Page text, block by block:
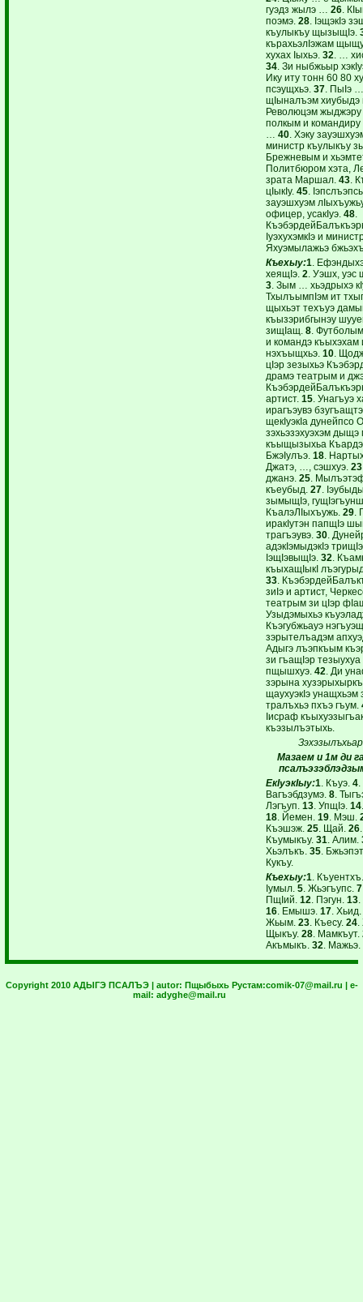
гуэдз жылэ … 26 .
поэмэ. 28 . IэщэкIэ
къулыкъу щызыщIэ.
кърахьэлIэжам
хухах Iыхьэ. 32 . …
34 . Зи ныбжьыр
Ику иту тонн 60 80
псэущхьэ. 37 . ПыIэ
щIыналъэм хиубыдэ
Революцэм жыджэру
полкым и
40 . Хэку
министр къулыкъу
Брежневым и
Политбюром хэта,
зрата Маршал. 43 .
цIыкIу. 45 .
зауэшхуэм
офицер, усакIуэ. 48
IуэхухэмкIэ и
Яхуэмылажьэ
Къехыу:1 .
хеящIэ. 2 . Уэшх,
3 . Зым … хьэдрыхэ
ТхылъымпIэм ит
щыхьэт техъуэ
къызэрибгынэу
зищIащ. 8 .
и командэ къыхэхам
нэхъыщхьэ. 10 .
цIэр зезыхьэ
драмэ театрым и
артист. 15 . Унагъуэ
ирагъэувэ
щекIуэкIа дунейпсо
зэхьэзэхуэхэм дыщэ
къыщызыхьа
БжэIулъэ. 18 .
Джатэ, …, сэшхуэ. 23
джанэ. 25 .
къеубыд. 27 .
зымыщIэ,
КъалэЛIыхъужь. 29
иракIутэн папщIэ
трагъэувэ. 30 .
адэкIэмыдэкIэ
IэщIэвыщIэ. 32 .
къыхащIыкI
33 .
зиIэ и артист,
театрым зи цIэр
Узыдэмыхьэ
Къэгубжьауэ
зэрытелъадэм
Адыгэ лъэпкъым
зи гъащIэр тезыухуа
пщышхуэ. 42 . Ди
зэрына
щаухуэкIэ унащхьэм
тралъхьэ пхъэ гъум.
Iисраф
къэзылъэтыхь.
Зэхэзылъхьар
Мазаем и 1м ди
ЕкIуэкIыу:1 . Къуэ. 4
Вагъэбдзумэ. 8 .
Лэгъуп. 13 . УпщIэ. 14
18 . Йемен. 19 . Мэш.
Къэшэж. 25 . Щай. 26
Къумыкъу. 31 . Алим.
Хьэлъкъ. 35 .
Кукъу.
Къехыу:1 .
Iумыл. 5 . Жьэгъупс. 7
ПщIий. 12 . Пэгун. 13
16 . Емышэ. 17 . Хьид.
Жьым. 23 . Къесу. 24
Щыкъу. 28 . Мамкъут.
Акъмыкъ. 32 . Мажьэ.
Copyright 2010 АДЫГЭ ПСАЛЪЭ | autor: Пщыбыхь Рустам:comik-07@mail.ru | e-
mail: adyghe@mail.ru